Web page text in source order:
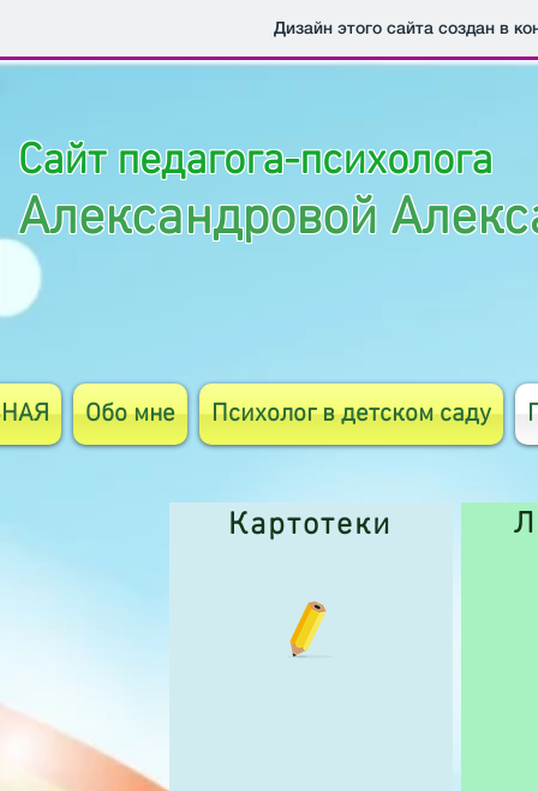
Дизайн этого сайта создан в
Сайт педагога-психолога
Александровой
Обо мне Психолог в детском саду
Картотеки